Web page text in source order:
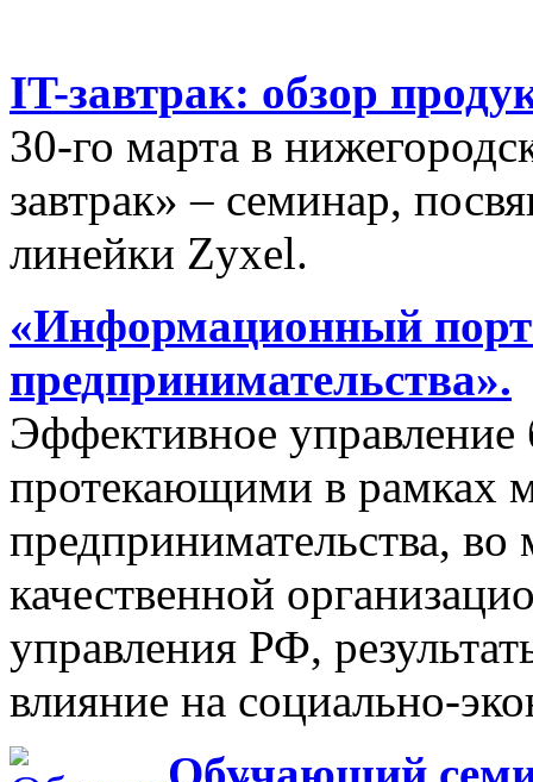
IT-завтрак: обзор
30-го марта в
завтрак» – семинар,
линейки Zyxel.
«Информационный
предпринимательства».
Эффективное управление
протекающими в рамках
предпринимательства,
качественной
управления РФ,
влияние на социально-